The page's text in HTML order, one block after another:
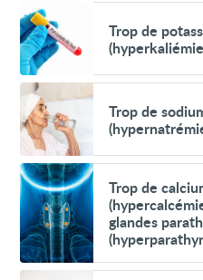
Voir
Trop
de
potassium
dans
le
sang
(hyperkaliémie)
Trop de
Voir
Trop
de
sodium
dans
le
sang
(hypernatrémie)
Trop de
Voir
Trop
de
calcium
dans
le
sang
(hypercalcémie)
Trop de
glandes